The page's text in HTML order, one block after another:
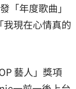
「年度歌曲」
我現在心情真的
藝人」獎項